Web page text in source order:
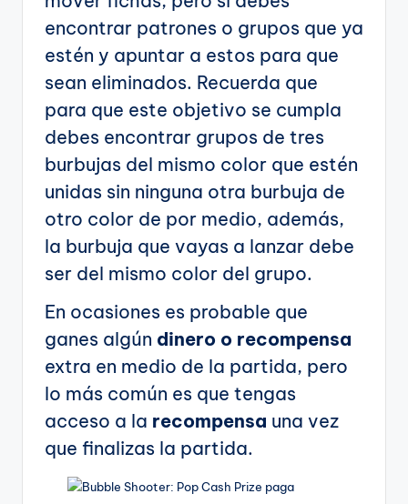
encontrar patrones o grupos que ya
estén y apuntar a estos para que
sean eliminados. Recuerda que
para que este objetivo se cumpla
debes encontrar grupos de tres
burbujas del mismo color que estén
unidas sin ninguna otra burbuja de
otro color de por medio, además,
la burbuja que vayas a lanzar debe
ser del mismo color del grupo.
En ocasiones es probable que
ganes algún dinero o recompensa
extra en medio de la partida, pero
lo más común es que tengas
acceso a la recompensa una vez
que finalizas la partida.